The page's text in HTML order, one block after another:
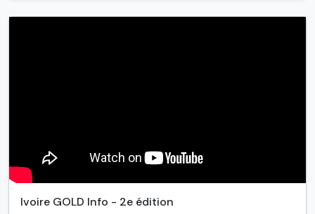
Ivoire GOLD Info - 2e édition